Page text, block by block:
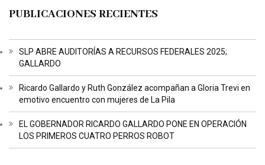
PUBLICACIONES RECIENTES
SLP ABRE AUDITORÍAS A RECURSOS FEDERALES 2025;
GALLARDO
Ricardo Gallardo y Ruth González acompañan a Gloria Trevi en
emotivo encuentro con mujeres de La Pila
EL GOBERNADOR RICARDO GALLARDO PONE EN OPERACIÓN
LOS PRIMEROS CUATRO PERROS ROBOT